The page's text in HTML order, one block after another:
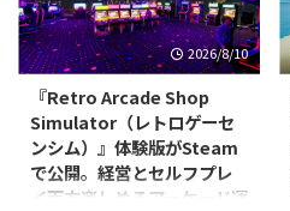
2026/8/10
『Retro Arcade Shop
Simulator（レトロゲーセ
ンシム）』体験版がSteam
で公開。経営とセルフプレ
イ両方楽しめるアーケード運